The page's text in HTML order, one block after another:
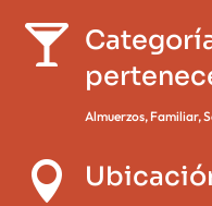

Almuerzos, Familiar,
